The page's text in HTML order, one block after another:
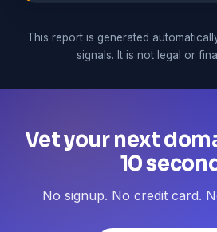
This report is generated
signals. It is not legal or
Vet your next
10
No signup. No credit card.